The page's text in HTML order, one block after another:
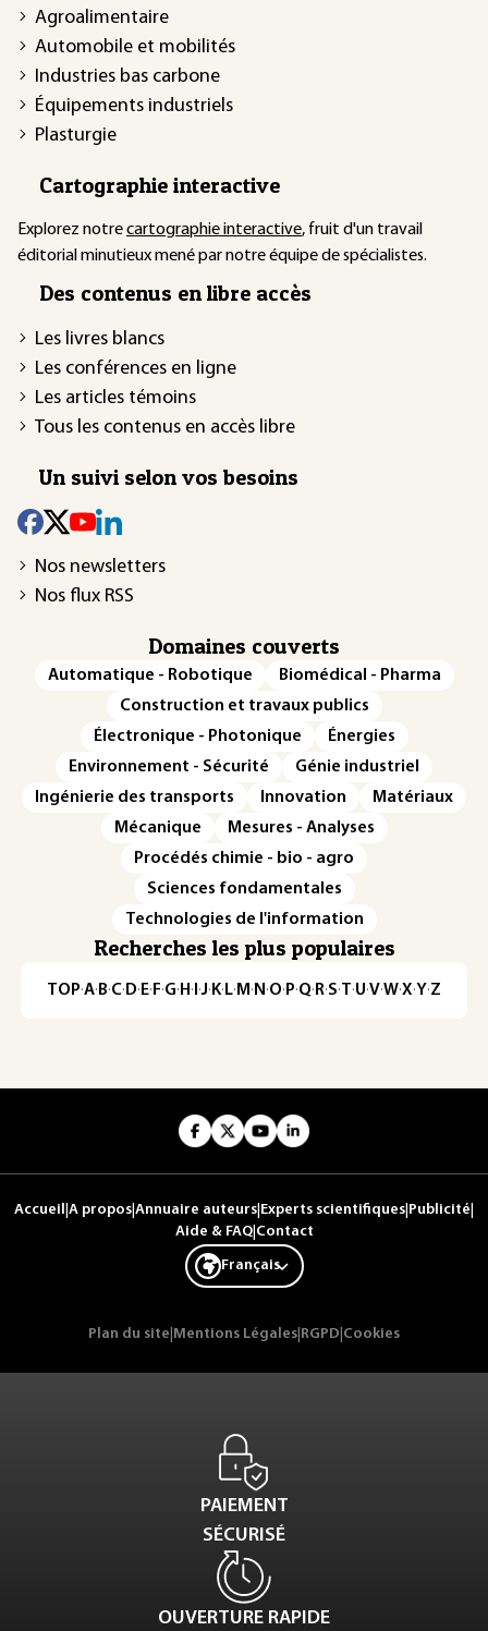
Agroalimentaire
Automobile et mobilités
Industries bas carbone
Équipements industriels
Plasturgie
Cartographie interactive
Explorez notrecartographie interactive, fruit d'un travail
éditorial minutieux mené par notre équipe de spécialistes.
Des contenus en libre accès
Les livres blancs
Les conférences en ligne
Les articles témoins
Tous les contenus en accès libre
Un suivi selon vos besoins
Nos newsletters
Nos flux RSS
Domaines couverts
Automatique - Robotique
Biomédical - Pharma
Construction et travaux publics
Électronique - Photonique
Énergies
Environnement - Sécurité
Génie industriel
Ingénierie des transports
Innovation
Matériaux
Mécanique
Mesures - Analyses
Procédés chimie - bio - agro
Sciences fondamentales
Technologies de l'information
Recherches les plus populaires
TOP·A·B·C· D· E· F·G· H · ·J· K· L· M · N ·O· P·Q· R·S·T·U·V·W·X·Y·Z
Accueil A propos Annuaire auteurs Experts scientifiques Publicité
Aide & FAQ| Contact
Français
Plan du site Mentions Légales RGPD Cookies
PAIEMENT
SÉCURISÉ
OUVERTURE RAPIDE